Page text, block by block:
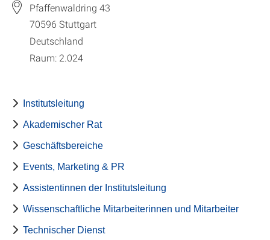
Pfaffenwaldring 43
70596 Stuttgart
Deutschland
Raum: 2.024
Institutsleitung
Akademischer Rat
Geschäftsbereiche
Events, Marketing & PR
Assistentinnen der Institutsleitung
Wissenschaftliche Mitarbeiterinnen und Mitarbeiter
Technischer Dienst